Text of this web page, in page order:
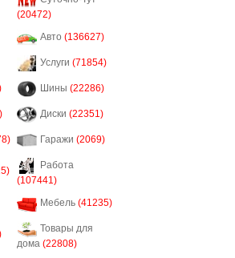
(20472)
Авто (136627)
Услуги (71854)
Шины (22286)
Диски (22351)
Гаражи (2069)
Работа
(107441)
Мебель (41235)
Товары для
дома (22808)